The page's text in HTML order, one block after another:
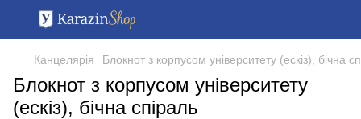
Канцелярія Блокнот з корпусом університету (ескіз), бічна
Блокнот з корпусом університету
(ескіз), бічна спіраль